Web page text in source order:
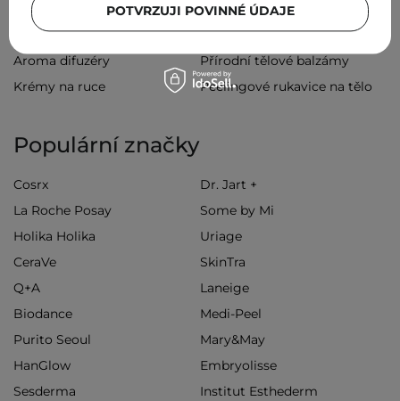
Tělové krémy na suchou pokožku
Sprchové oleje
Zpevňující tělové balzámy
Laky na nehty
Aroma difuzéry
Přírodní tělové balzámy
Krémy na ruce
Peelingové rukavice na tělo
Populární značky
Cosrx
Dr. Jart +
La Roche Posay
Some by Mi
Holika Holika
Uriage
CeraVe
SkinTra
Q+A
Laneige
Biodance
Medi-Peel
Purito Seoul
Mary&May
HanGlow
Embryolisse
Sesderma
Institut Esthederm
POTVRZUJI POVINNÉ ÚDAJE